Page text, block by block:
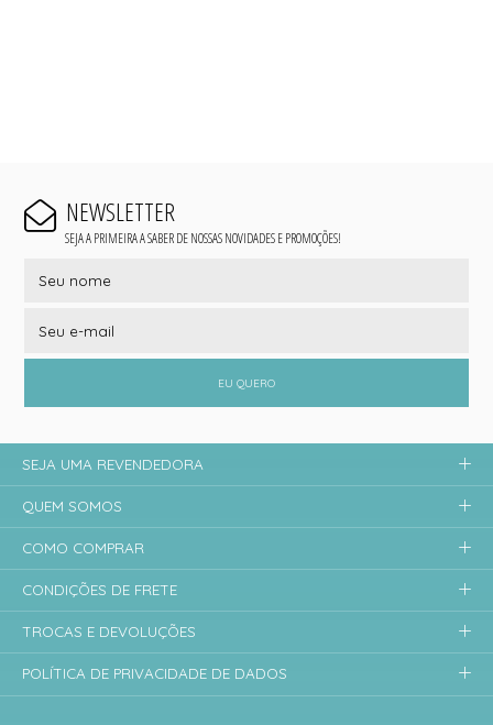
NEWSLETTER
SEJA A PRIMEIRA A SABER DE NOSSAS NOVIDADES E PROMOÇÕES!
EU QUERO
SEJA UMA REVENDEDORA
QUEM SOMOS
COMO COMPRAR
CONDIÇÕES DE FRETE
TROCAS E DEVOLUÇÕES
POLÍTICA DE PRIVACIDADE DE DADOS